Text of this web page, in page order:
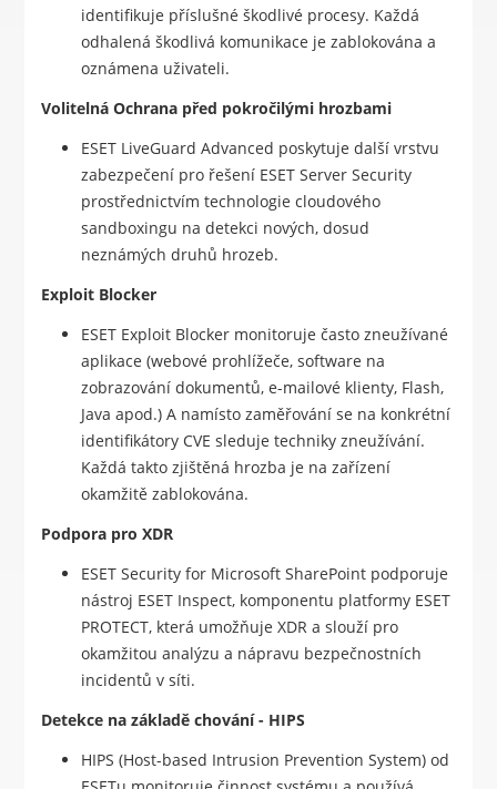
identifikuje příslušné škodlivé procesy. Každá
odhalená škodlivá komunikace je zablokována a
oznámena uživateli.
Volitelná Ochrana před pokročilými hrozbami
ESET LiveGuard Advanced poskytuje další vrstvu
zabezpečení pro řešení ESET Server Security
prostřednictvím technologie cloudového
sandboxingu na detekci nových, dosud
neznámých druhů hrozeb.
Exploit Blocker
ESET Exploit Blocker monitoruje často zneužívané
aplikace (webové prohlížeče, software na
zobrazování dokumentů, e-mailové klienty, Flash,
Java apod.) A namísto zaměřování se na konkrétní
identifikátory CVE sleduje techniky zneužívání.
Každá takto zjištěná hrozba je na zařízení
okamžitě zablokována.
Podpora pro XDR
ESET Security for Microsoft SharePoint podporuje
nástroj ESET Inspect, komponentu platformy ESET
PROTECT, která umožňuje XDR a slouží pro
okamžitou analýzu a nápravu bezpečnostních
incidentů v síti.
Detekce na základě chování - HIPS
HIPS (Host-based Intrusion Prevention System) od